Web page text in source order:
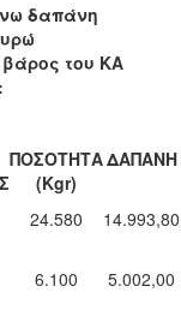
δαπάνη
του ΚΑ
ΠΟΣΟΤΗΤΑ
(Kgr)
ΔΑΠΑΝΗ
24.580 14.993,80
6.100 5.002,00